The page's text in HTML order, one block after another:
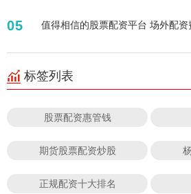
05 值得相信的股票配资平台 场外配资
标签列表
股票配资惠管钱
期货股票配资炒股
正规配资十大排名